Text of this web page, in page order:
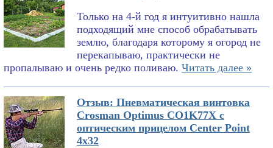
Только на 4-й год я интуитивно нашла
подходящий мне способ обрабатывать
землю, благодаря которому я огород не
перекапываю, практически не
пропалываю и очень редко поливаю. Читать далее »
Отзыв: Пневматическая винтовка
Crosman Optimus CO1K77X с
оптическим прицелом Center Point
4x32